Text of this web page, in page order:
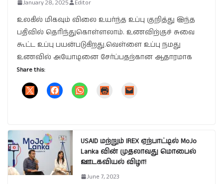
January 28, 2025 Editor
உலகில் மிகவும் விலை உயர்ந்த உப்பு குறித்து இந்த
பதிவில் தெரிந்துகொள்ளலாம். உணவிற்குச் சுவை
கூட்ட உப்பு பயன்படுகிறது.வெள்ளை உப்பு நமது
உணவில் அயோடினை சேர்ப்பதற்கான ஆதாரமாக
Share this:
USAID மற்றும் IREX ஏற்பாட்டில் MoJo
Lanka வின் முதலாவது மொபைல்
ஊடகவியல் விழா!
June 7, 2023